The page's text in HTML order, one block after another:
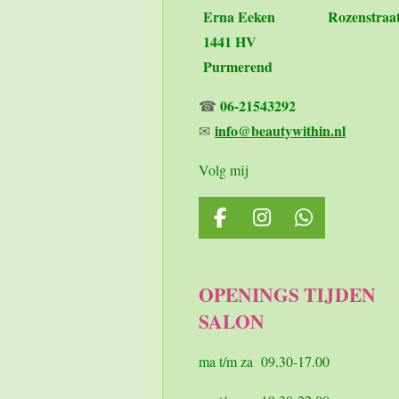
Erna Eeken
1441 HV
Purmerend
☎ 06-21543292
✉ info@beautywithin.nl
Volg mij
F
a
b
o
k
I
n
a
g
a
W
h
s
p
OPENINGS TIJDEN
SALON
ma t/m za 09.30-17.00